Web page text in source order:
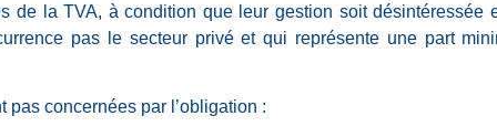
de la TVA, à condition que leur gestion soit désintéressée
pas le secteur privé et qui représente une part
concernées par l’obligation :